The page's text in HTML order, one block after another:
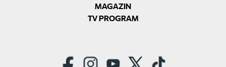
MAGAZIN
TV PROGRAM